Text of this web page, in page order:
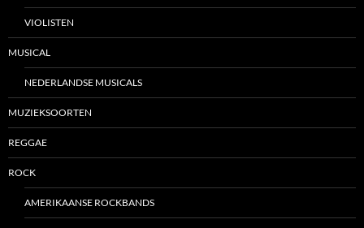
VIOLISTEN
MUSICAL
NEDERLANDSE MUSICALS
MUZIEKSOORTEN
REGGAE
ROCK
AMERIKAANSE ROCKBANDS